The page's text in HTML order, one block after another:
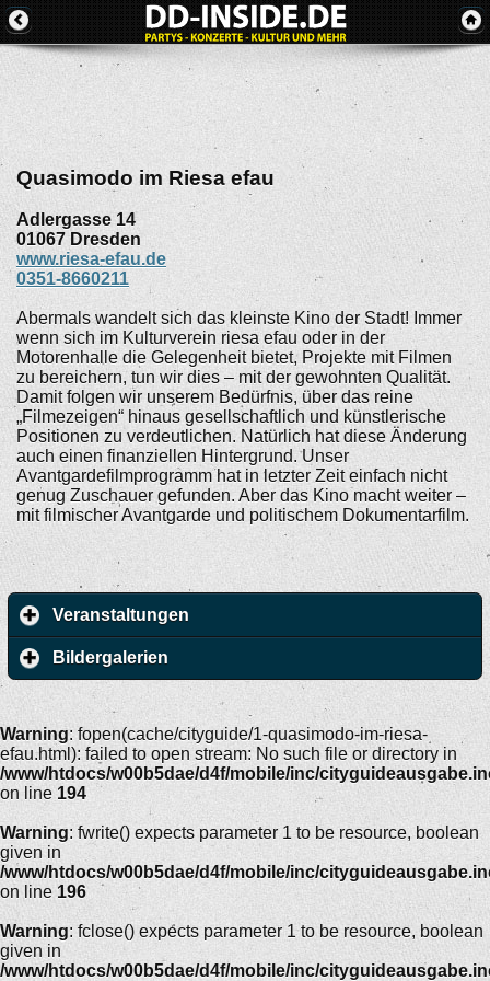
Quasimodo im Riesa efau
Adlergasse 14
01067 Dresden
www.riesa-efau.de
0351-8660211
Abermals wandelt sich das kleinste Kino der Stadt! Immer
wenn sich im Kulturverein riesa efau oder in der
Motorenhalle die Gelegenheit bietet, Projekte mit Filmen
zu bereichern, tun wir dies – mit der gewohnten Qualität.
Damit folgen wir unserem Bedürfnis, über das reine
„Filmezeigen“ hinaus gesellschaftlich und künstlerische
Positionen zu verdeutlichen. Natürlich hat diese Änderung
auch einen finanziellen Hintergrund. Unser
Avantgardefilmprogramm hat in letzter Zeit einfach nicht
genug Zuschauer gefunden. Aber das Kino macht weiter –
mit filmischer Avantgarde und politischem Dokumentarfilm.
Veranstaltungen
Bildergalerien
Warning: fopen(cache/cityguide/1-quasimodo-im-riesa-
efau.html): failed to open stream: No such file or directory in
/www/htdocs/w00b5dae/d4f/mobile/inc/
on line 194
Warning: fwrite() expects parameter 1 to be resource, boolean
given in
/www/htdocs/w00b5dae/d4f/mobile/inc/
on line 196
Warning: fclose() expects parameter 1 to be resource, boolean
given in
/www/htdocs/w00b5dae/d4f/mobile/inc/